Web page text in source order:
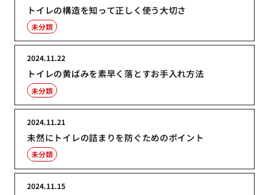
トイレの構造を知って正しく使う大切さ
未分類
トイレの黄ばみを素早く落とすお手入れ方法
2024.11.22
未分類
未然にトイレの詰まりを防ぐためのポイント
2024.11.21
未分類
2024.11.15